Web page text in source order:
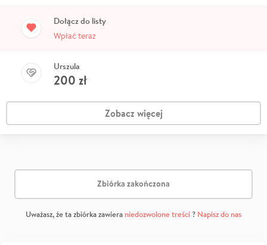
Dołącz do listy
Wpłać teraz
Urszula
200 zł
Zobacz więcej
Zbiórka zakończona
Uważasz, że ta zbiórka zawiera niedozwolone treści? Napisz do nas